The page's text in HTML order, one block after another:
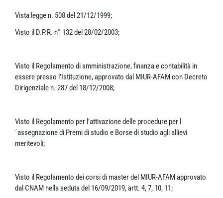
Vista legge n. 508 del 21/12/1999;
Visto il D.P.R. n° 132 del 28/02/2003;
Visto il Regolamento di amministrazione, finanza e contabilità in
essere presso l’Istituzione, approvato dal MIUR-AFAM con Decreto
Dirigenziale n. 287 del 18/12/2008;
Visto il Regolamento per l’attivazione delle procedure per l
´assegnazione di Premi di studio e Borse di studio agli allievi
meritevoli;
Visto il Regolamento dei corsi di master del MIUR-AFAM approvato
dal CNAM nella seduta del 16/09/2019, artt. 4, 7, 10, 11;